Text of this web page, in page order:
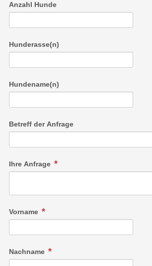
Anzahl Hunde
Hunderasse(n)
Hundename(n)
Betreff der Anfrage
Ihre Anfrage
Vorname
Nachname